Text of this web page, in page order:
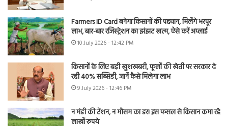
Farmers ID Card बनेगा किसानों की पहचान, मिलेंगे भरपूर
लाभ, बार-बार रजिस्ट्रेशन का झंझट खत्म, ऐसे करें अप्लाई
10 July 2026 - 12:42 PM
किसानों के लिए बड़ी खुशखबरी, फूलों की खेती पर सरकार दे
रही 40% सब्सिडी, जानें कैसे मिलेगा लाभ
9 July 2026 - 12:46 PM
न मंडी की टेंशन, न मौसम का डर! इस फसल से किसान कमा रहे
लाखों रुपये